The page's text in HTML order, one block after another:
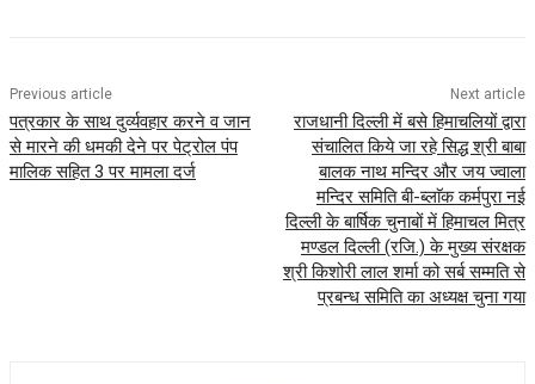
Previous article
पत्रकार के साथ दुर्व्यवहार करने व जान
से मारने की धमकी देने पर पेट्रोल पंप
मालिक सहित 3 पर मामला दर्ज
Next article
राजधानी दिल्ली में बसे हिमाचलियों द्वारा
संचालित किये जा रहे सिद्ध श्री बाबा
बालक नाथ मन्दिर और जय ज्वाला
मन्दिर समिति बी-ब्लाॅक कर्मपुरा नई
दिल्ली के बार्षिक चुनाबों में हिमाचल मित्र
मण्डल दिल्ली (रजि.) के मुख्य संरक्षक
श्री किशोरी लाल शर्मा को सर्ब सम्मति से
प्रबन्ध समिति का अध्यक्ष चुना गया